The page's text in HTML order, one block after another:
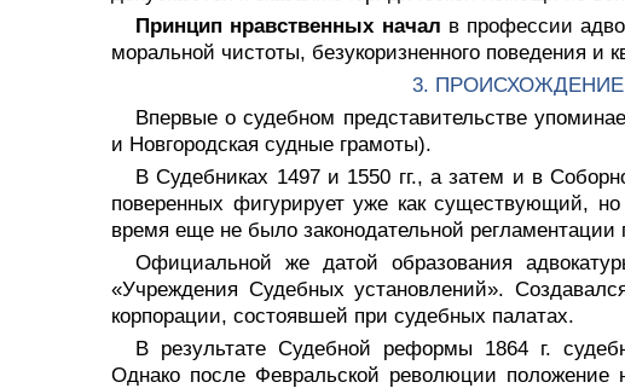
Принцип нравственных начал в профессии
моральной чистоты, безукоризненного поведения и
3.
Впервые о судебном представительстве
и Новгородская судные грамоты).
В Судебниках 1497 и 1550 гг., а затем и в
поверенных фигурирует уже как существующий,
время еще не было законодательной регламентации
Официальной же датой образования
«Учреждения Судебных установлений».
корпорации, состоявшей при судебных палатах.
В результате Судебной реформы 1864 г.
Однако после Февральской революции положение